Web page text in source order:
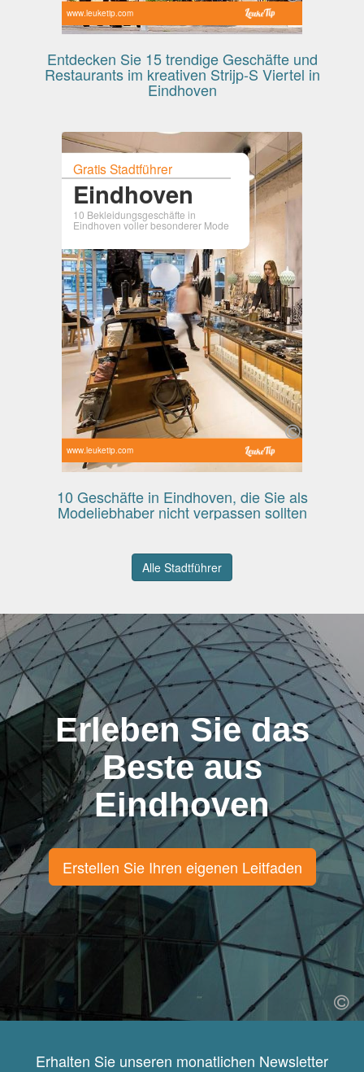
www.leuketip.com
Entdecken Sie 15 trendige Geschäfte und
Restaurants im kreativen Strijp-S Viertel in
Eindhoven
Gratis Stadtführer
Eindhoven
10 Bekleidungsgeschäfte in
Eindhoven voller besonderer Mode
www.leuketip.com
10 Geschäfte in Eindhoven, die Sie als
Modeliebhaber nicht verpassen sollten
Alle Stadtführer
Erleben Sie das
Beste aus
Eindhoven
Erstellen Sie Ihren eigenen Leitfaden
Erhalten Sie unseren monatlichen Newsletter